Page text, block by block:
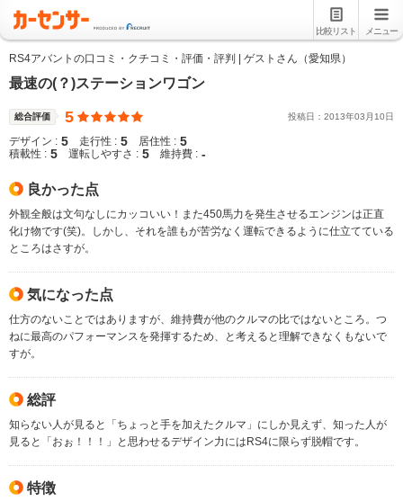
比較リスト メニュー
RS4アバントの口コミ・クチコミ・評価・評判 | ゲストさん（愛知県）
最速の(？)ステーションワゴン
総合評価 5 投稿日： 2013年03 月 10日
デザイン : 5 走行性 : 5 居住性 : 5
積載性 : 5 運転しやすさ : 5 維持費 : -
良かった点
外観全般は文句なしにカッコいい！また450馬力を発生させるエンジンは正直
化け物です(笑)。しかし、それを誰もが苦労なく運転できるように仕立てている
ところはさすが。
気になった点
仕方のないことではありますが、維持費が他のクルマの比ではないところ。つ
ねに最高のパフォーマンスを発揮するため、と考えると理解できなくもないで
すが。
総評
知らない人が見ると「ちょっと手を加えたクルマ」にしか見えず、知った人が
見ると「おぉ！！！」と思わせるデザイン力にはRS4に限らず脱帽です。
特徴